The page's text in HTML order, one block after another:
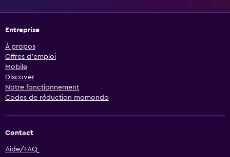
Entreprise
À propos
Offres d’emploi
Mobile
Discover
Notre fonctionnement
Codes de réduction momondo
Contact
Aide/FAQ